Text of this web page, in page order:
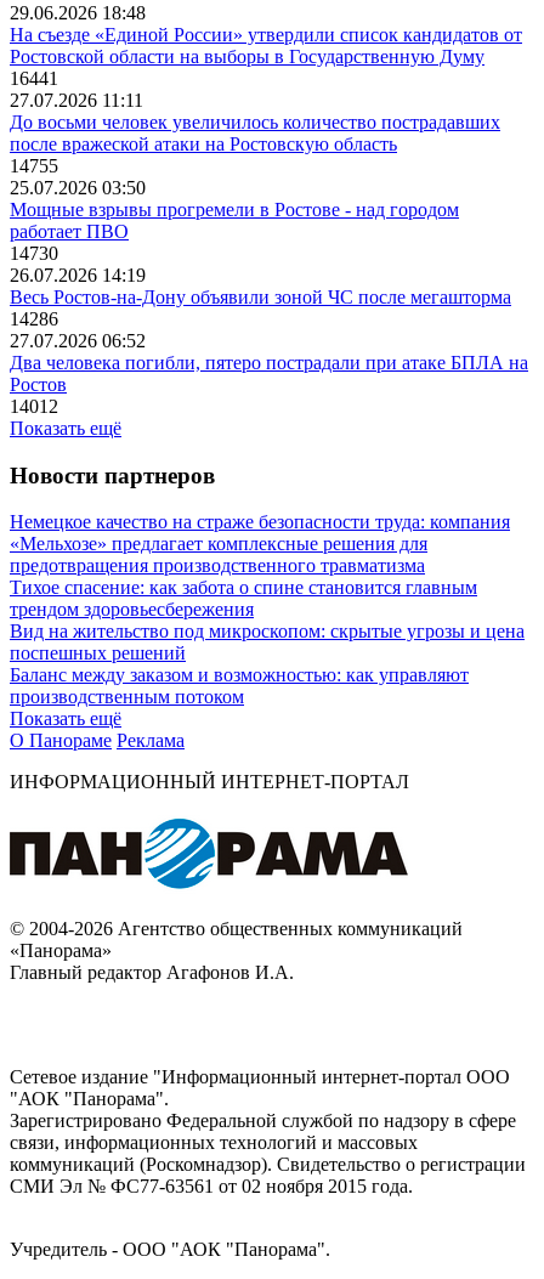
29.06.2026 18:48
На съезде «Единой России» утвердили список кандидатов от
Ростовской области на выборы в Государственную Думу
16441
27.07.2026 11:11
До восьми человек увеличилось количество пострадавших
после вражеской атаки на Ростовскую область
14755
25.07.2026 03:50
Мощные взрывы прогремели в Ростове - над городом
работает ПВО
14730
26.07.2026 14:19
Весь Ростов-на-Дону объявили зоной ЧС после мегашторма
14286
27.07.2026 06:52
Два человека погибли, пятеро пострадали при атаке БПЛА на
Ростов
14012
Показать ещё
Новости партнеров
Немецкое качество на страже безопасности труда: компания
«Мельхозе» предлагает комплексные решения для
предотвращения производственного травматизма
Тихое спасение: как забота о спине становится главным
трендом здоровьесбережения
Вид на жительство под микроскопом: скрытые угрозы и цена
поспешных решений
Баланс между заказом и возможностью: как управляют
производственным потоком
Показать ещё
О Панораме Реклама
ИНФОРМАЦИОННЫЙ ИНТЕРНЕТ-ПОРТАЛ
© 2004-2026 Агентство общественных коммуникаций
«Панорама»
Главный редактор Агафонов И.А.
Сетевое издание "Информационный интернет-портал ООО
"АОК "Панорама".
Зарегистрировано Федеральной службой по надзору в сфере
связи, информационных технологий и массовых
коммуникаций (Роскомнадзор). Cвидетельство о регистрации
СМИ Эл № ФС77-63561 от 02 ноября 2015 года.
Учредитель - ООО "АОК "Панорама".